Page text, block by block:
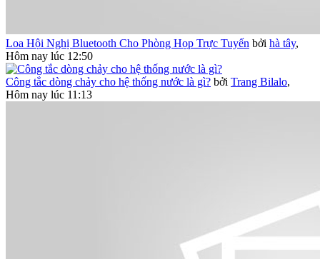
Loa Hội Nghị Bluetooth Cho Phòng Họp Trực Tuyến bởi hà tây,
Hôm nay lúc 12:50
Công tắc dòng chảy cho hệ thống nước là gì? bởi Trang Bilalo,
Hôm nay lúc 11:13